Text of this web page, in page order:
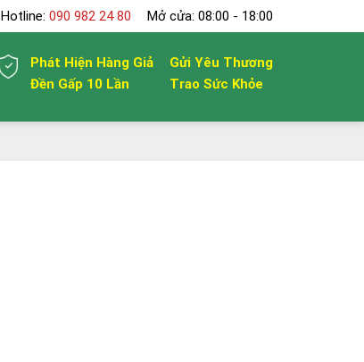
Hotline:090 982 24 80 Mở cửa: 08:00 - 18:00
Phát Hiện Hàng Giả
Đền Gấp 10 Lần
Gửi Yêu Thương
Trao Sức Khỏe